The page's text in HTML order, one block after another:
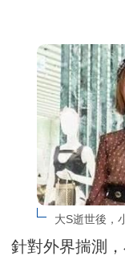
大S逝世後，
針對外界揣測